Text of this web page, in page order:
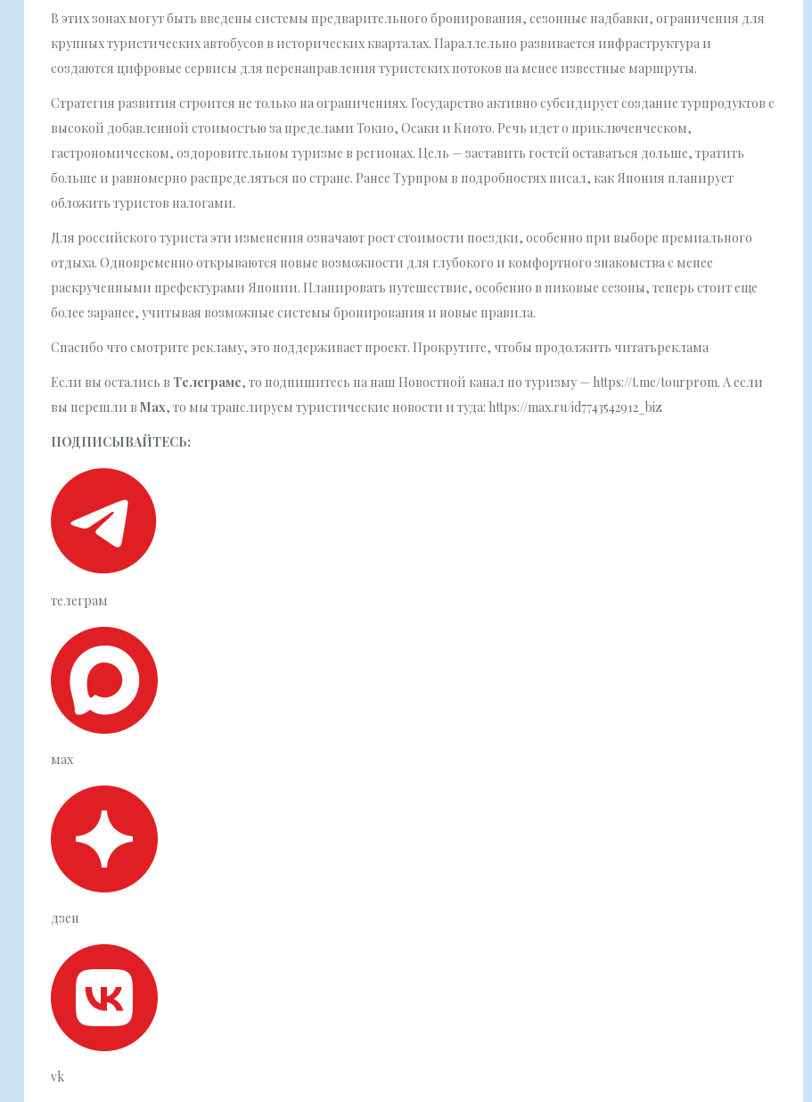
В этих зонах могут быть введены системы предварительного бронирования, сезонные надбавки, ограничения для
крупных туристических автобусов в исторических кварталах. Параллельно развивается инфраструктура и
создаются цифровые сервисы для перенаправления туристских потоков на менее известные маршруты.
Стратегия развития строится не только на ограничениях. Государство активно субсидирует создание турпродуктов с
высокой добавленной стоимостью за пределами Токио, Осаки и Киото. Речь идет о приключенческом,
гастрономическом, оздоровительном туризме в регионах. Цель — заставить гостей оставаться дольше, тратить
больше и равномерно распределяться по стране. Ранее Турпром в подробностях писал, как Япония планирует
обложить туристов налогами.
Для российского туриста эти изменения означают рост стоимости поездки, особенно при выборе премиального
отдыха. Одновременно открываются новые возможности для глубокого и комфортного знакомства с менее
раскрученными префектурами Японии. Планировать путешествие, особенно в пиковые сезоны, теперь стоит еще
более заранее, учитывая возможные системы бронирования и новые правила.
Спасибо что смотрите рекламу, это поддерживает проект. Прокрутите, чтобы продолжить читатьреклама
Если вы остались в Телеграме, то подпишитесь на наш Новостной канал по туризму — https://t.me/tourprom. А если
вы перешли в Мах, то мы транслируем туристические новости и туда: https://max.ru/id7743542912_biz
ПОДПИСЫВАЙТЕСЬ:
телеграм
мах
дзен
vk